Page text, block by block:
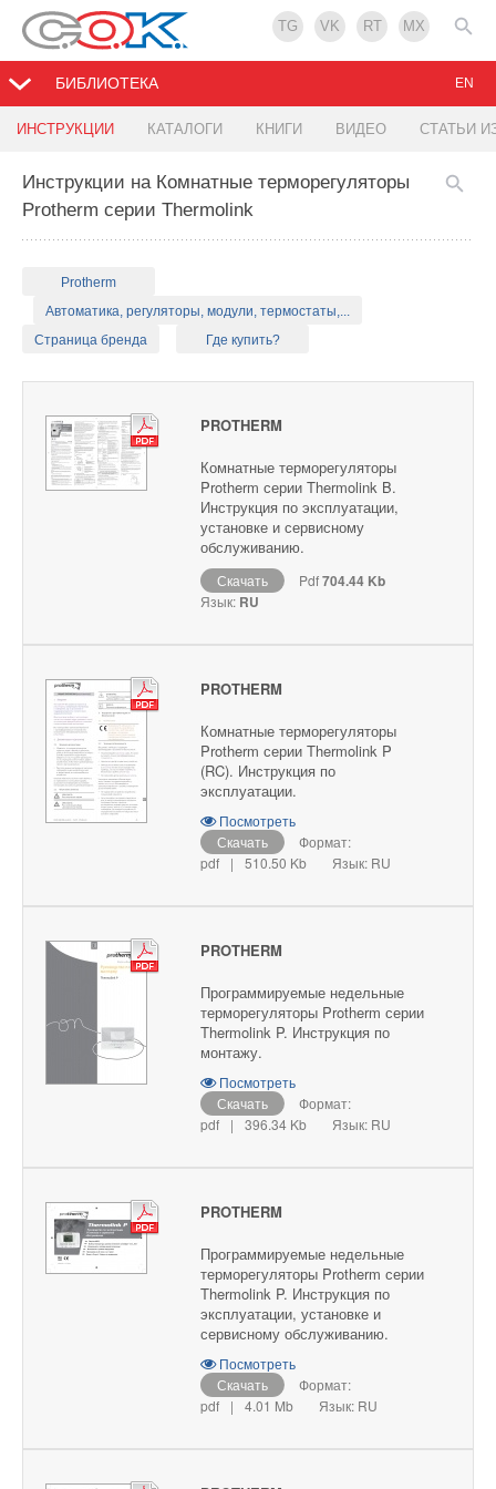
TG VK RT MX
БИБЛИОТЕКА
ИНСТРУКЦИИ КАТАЛОГИ КНИГИ ВИДЕО СТАТЬИ
EN
Инструкции на Комнатные терморегуляторы
Protherm серии Thermolink
Protherm
Автоматика, регуляторы, модули, термостаты,...
Страница бренда
Где купить?
PROTHERM
Комнатные терморегуляторы
Protherm серии Thermolink B.
Инструкция по эксплуатации,
установке и сервисному
обслуживанию.
Скачать Pdf704.44 Kb
Язык: RU
PROTHERM
Комнатные терморегуляторы
Protherm серии Thermolink P
(RC). Инструкция по
эксплуатации.
Посмотреть
Скачать
Формат:
pdf
| 510.50 Kb Язык: RU
PROTHERM
Программируемые недельные
терморегуляторы Protherm серии
Thermolink P. Инструкция по
монтажу.
Посмотреть
Скачать
Формат:
pdf
| 396.34 Kb Язык: RU
PROTHERM
Программируемые недельные
терморегуляторы Protherm серии
Thermolink P. Инструкция по
эксплуатации, установке и
сервисному обслуживанию.
Посмотреть
Скачать
Формат:
pdf
| 4.01 Mb Язык: RU